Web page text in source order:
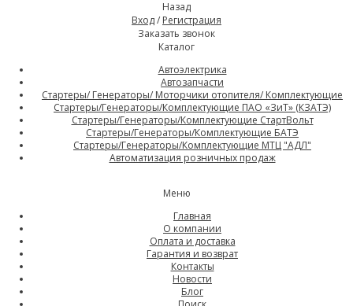
Назад
Вход/ Регистрация
Заказать звонок
Каталог
Автоэлектрика
Автозапчасти
Стартеры/ Генераторы/ Моторчики отопителя/ Комплектующие
Стартеры/Генераторы/Комплектующие ПАО «ЗиТ» (КЗАТЭ)
Стартеры/Генераторы/Комплектующие СтартВольт
Стартеры/Генераторы/Комплектующие БАТЭ
Стартеры/Генераторы/Комплектующие МТЦ "АДЛ"
Автоматизация розничных продаж
Меню
Главная
О компании
Оплата и доставка
Гарантия и возврат
Контакты
Новости
Блог